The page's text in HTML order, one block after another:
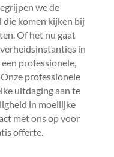
we de
komen kijken bij
Of het nu gaat
in
professionele,
professionele
uitdaging aan te
in moeilijke
met ons op voor
offerte.​